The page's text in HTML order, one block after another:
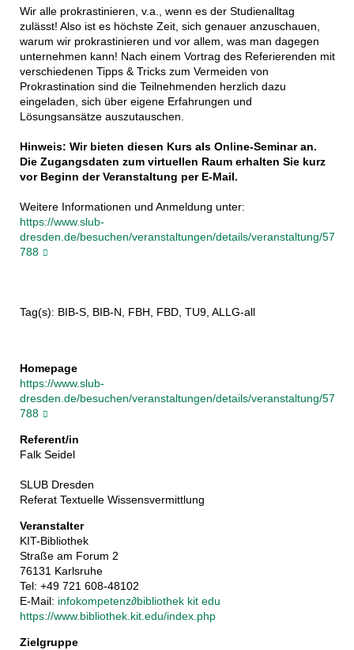
Wir alle prokrastinieren, v.a., wenn es der Studienalltag
zulässt! Also ist es höchste Zeit, sich genauer anzuschauen,
warum wir prokrastinieren und vor allem, was man dagegen
unternehmen kann! Nach einem Vortrag des Referierenden mit
verschiedenen Tipps & Tricks zum Vermeiden von
Prokrastination sind die Teilnehmenden herzlich dazu
eingeladen, sich über eigene Erfahrungen und
Lösungsansätze auszutauschen.
Hinweis: Wir bieten diesen Kurs als Online-Seminar an.
Die Zugangsdaten zum virtuellen Raum erhalten Sie kurz
vor Beginn der Veranstaltung per E-Mail.
Weitere Informationen und Anmeldung unter:
https://www.slub-
dresden.de/besuchen/veranstaltungen/details/veranstaltung/57
788
Tag(s): BIB-S, BIB-N, FBH, FBD, TU9, ALLG-all
Homepage
https://www.slub-
dresden.de/besuchen/veranstaltungen/details/veranstaltung/57
788
Referent/in
Falk Seidel
SLUB Dresden
Referat Textuelle Wissensvermittlung
Veranstalter
KIT-Bibliothek
Straße am Forum 2
76131 Karlsruhe
Tel: +49 721 608-48102
E-Mail: infokompetenz∂bibliothek kit edu
https://www.bibliothek.kit.edu/index.php
Zielgruppe